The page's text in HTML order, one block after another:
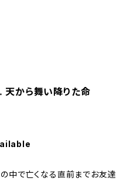
天から舞い降りた命
中で亡くなる直前までお友達